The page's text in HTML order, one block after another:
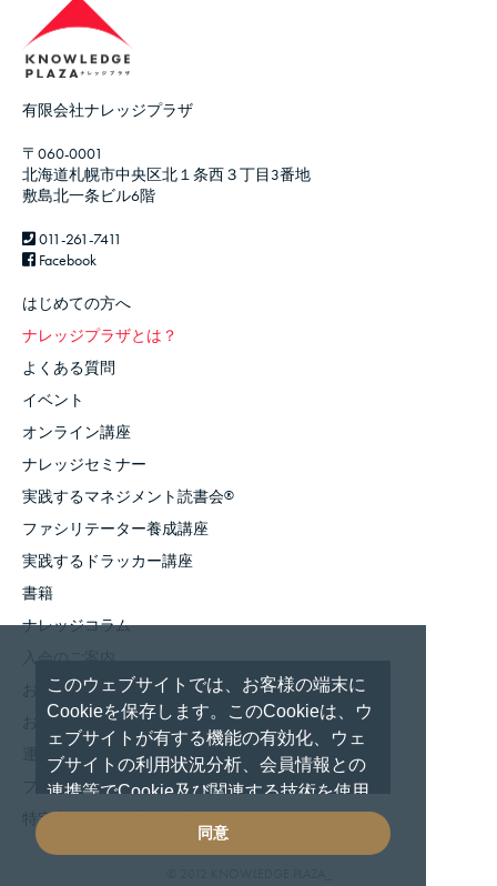
このウェブサイトでは、お客様の端末に
Cookieを保存します。このCookieは、ウ
ェブサイトが有する機能の有効化、ウェ
ブサイトの利用状況分析、会員情報との
連携等でCookie及び関連する技術を使用
しています。 これらの技術の使用に対し
て、閲覧を続行した場合は、Cookie使用
同意
有限会社ナレッジプラザ
〒060-0001
北海道札幌市中央区北１条西３丁目3番地
敷島北一条ビル6階
011-261-7411
Facebook
はじめての方へ
ナレッジプラザとは？
よくある質問
イベント
オンライン講座
ナレッジセミナー
実践するマネジメント読書会®
ファシリテーター養成講座
実践するドラッカー講座
書籍
ナレッジコラム
入会のご案内
お知らせ
お問い合わせ
運営者情報
プライバシーポリシー
特定商取引法に基づく表記